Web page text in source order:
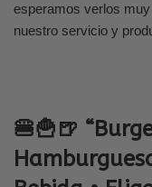
esperamos verlos
nuestro servicio y
🍔🍟🍺